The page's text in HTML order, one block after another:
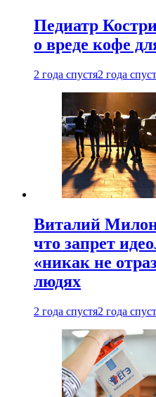
Педиатр
о вреде кофе
2 года спустя2 года
Виталий
что запрет
«никак не
людях
2 года спустя2 года